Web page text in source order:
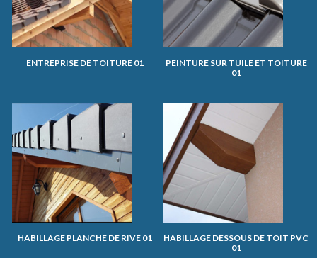
ENTREPRISE DE TOITURE 01
PEINTURE SUR TUILE ET TOITURE
01
HABILLAGE PLANCHE DE RIVE 01
HABILLAGE DESSOUS DE TOIT PVC
01